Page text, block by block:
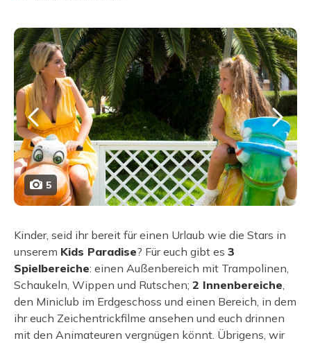
5
Kinder, seid ihr bereit für einen Urlaub wie die Stars in
unserem Kids Paradise? Für euch gibt es 3
Spielbereiche: einen Außenbereich mit Trampolinen,
Schaukeln, Wippen und Rutschen; 2 Innenbereiche,
den Miniclub im Erdgeschoss und einen Bereich, in dem
ihr euch Zeichentrickfilme ansehen und euch drinnen
mit den Animateuren vergnügen könnt. Übrigens, wir